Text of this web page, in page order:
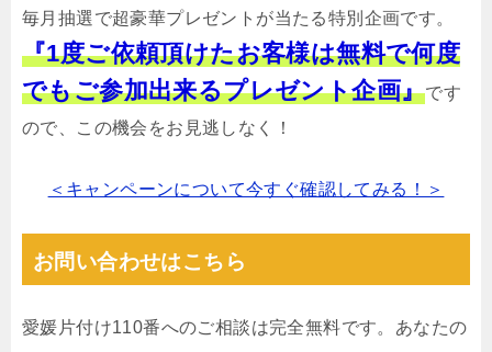
毎月抽選で超豪華プレゼントが当たる特別企画です。
『1度ご依頼頂けたお客様は無料で何度
でもご参加出来るプレゼント企画』です
ので、この機会をお見逃しなく！
＜キャンペーンについて今すぐ確認してみる！＞
お問い合わせはこちら
愛媛片付け110番へのご相談は完全無料です。あなたの